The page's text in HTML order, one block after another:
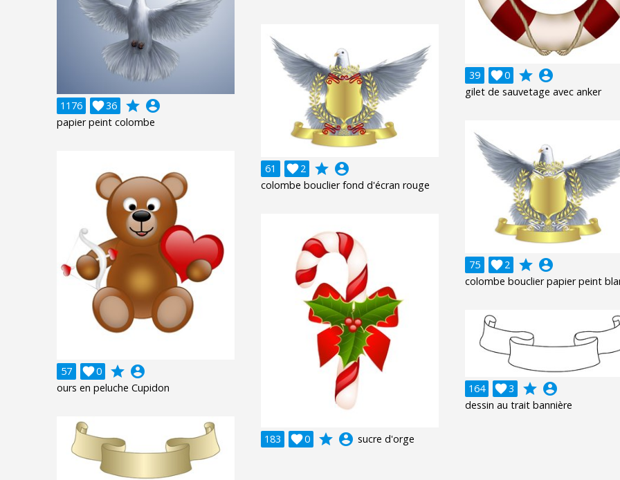
39 0
 grade account_circle
gilet de sauvetage avec anker
1176 36
 grade account_circle
papier peint colombe
61 2
 grade account_circle
colombe bouclier fond d'écran rouge
75 2
 grade account_circle
colombe bouclier papier peint
57 0
 grade account_circle
ours en peluche Cupidon
183 0
 grade account_circle sucre d'orge
164 3
 grade account_circle
dessin au trait bannière